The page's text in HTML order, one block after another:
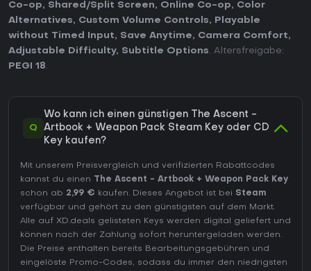
Co-op, Shared/Split Screen, Online Co-op, Color
Alternatives, Custom Volume Controls,
Playable
without Timed Input, Save Anytime, Camera Comfort,
Adjustable Difficulty, Subtitle Options. Altersfreigabe:
PEGI 18.
Q
Wo kann ich einen günstigen The Ascent -
Artbook + Weapon Pack Steam Key oder CD
Key kaufen?
Mit unserem Preisvergleich und verifizierten Rabattcodes
kannst du einen
The Ascent - Artbook + Weapon Pack Key
schon ab 2,99 € kaufen. Dieses Angebot ist bei Steam
verfügbar und gehört zu den günstigsten auf dem Markt.
Alle auf XD.deals gelisteten Keys werden digital geliefert und
können nach der Zahlung sofort heruntergeladen werden.
Die Preise enthalten bereits Bearbeitungsgebühren und
eingelöste Promo-Codes, sodass du immer den niedrigsten